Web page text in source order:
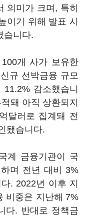
의미가 크며, 특히
이기 위해 발표 시
습니다.
개 사가 보유한
규 선박금융 규모
감소했습니
돼 아직 상환되지
달러로 집계돼 전
됐습니다.
계 금융기관이 국
며 전년 대비 3%
. 2022년 이후 지
비중은 지난해 7%
다. 반대로 정책금